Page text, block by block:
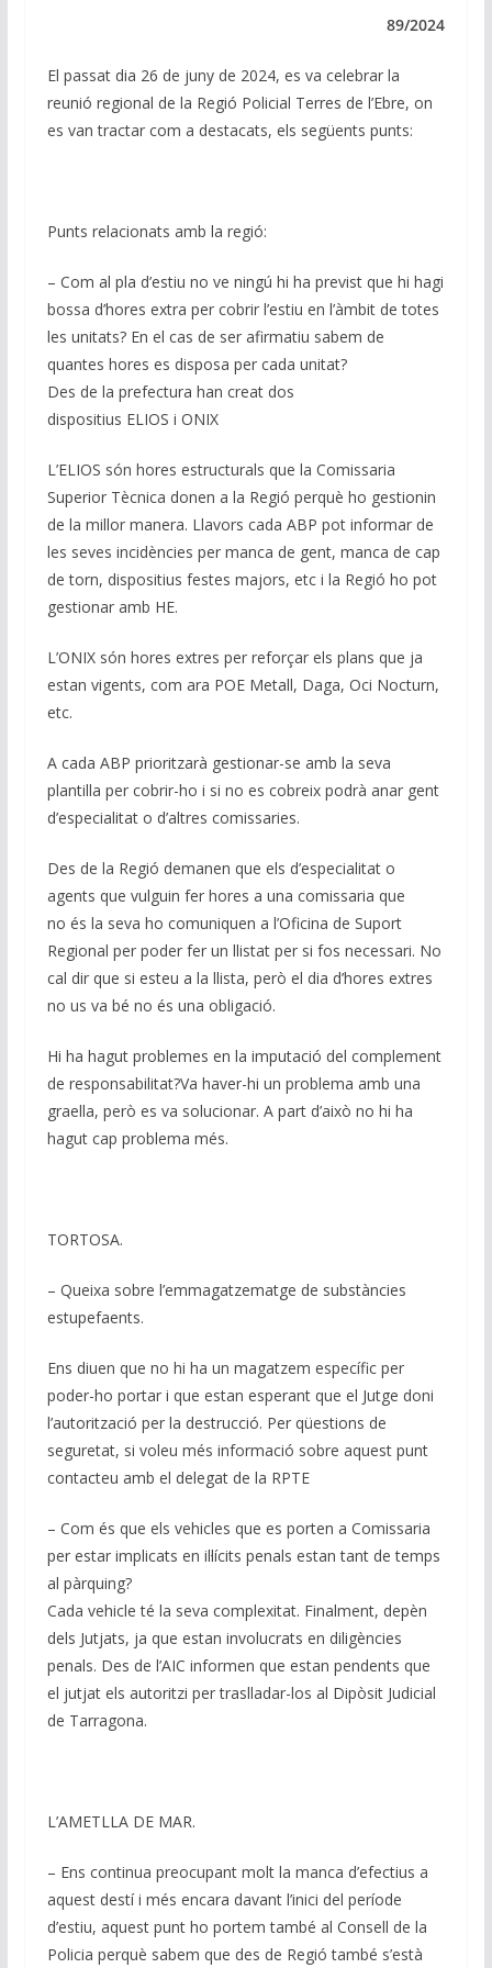
n o
k
p
p
m n
k
89/2024
El passat dia 26 de juny de 2024, es va celebrar la
reunió regional de la Regió Policial Terres de l’Ebre, on
es van tractar com a destacats, els següents punts:
Punts relacionats amb la regió:
– Com al pla d’estiu no ve ningú hi ha previst que hi hagi
bossa d’hores extra per cobrir l’estiu en l’àmbit de totes
les unitats? En el cas de ser afirmatiu sabem de
quantes hores es disposa per cada unitat?
Des de la prefectura han creat dos
dispositius ELIOS i ONIX
L’ELIOS són hores estructurals que la Comissaria
Superior Tècnica donen a la Regió perquè ho gestionin
de la millor manera. Llavors cada ABP pot informar de
les seves incidències per manca de gent, manca de cap
de torn, dispositius festes majors, etc i la Regió ho pot
gestionar amb HE.
L’ONIX són hores extres per reforçar els plans que ja
estan vigents, com ara POE Metall, Daga, Oci Nocturn,
etc.
A cada ABP prioritzarà gestionar-se amb la seva
plantilla per cobrir-ho i si no es cobreix podrà anar gent
d’especialitat o d’altres comissaries.
Des de la Regió demanen que els d’especialitat o
agents que vulguin fer hores a una comissaria que
no és la seva ho comuniquen a l’Oficina de Suport
Regional per poder fer un llistat per si fos necessari. No
cal dir que si esteu a la llista, però el dia d’hores extres
no us va bé no és una obligació.
Hi ha hagut problemes en la imputació del complement
de responsabilitat?Va haver-hi un problema amb una
graella, però es va solucionar. A part d’això no hi ha
hagut cap problema més.
TORTOSA.
– Queixa sobre l’emmagatzematge de substàncies
estupefaents.
Ens diuen que no hi ha un magatzem específic per
poder-ho portar i que estan esperant que el Jutge doni
l’autorització per la destrucció. Per qüestions de
seguretat, si voleu més informació sobre aquest punt
contacteu amb el delegat de la RPTE
– Com és que els vehicles que es porten a Comissaria
per estar implicats en il·lícits penals estan tant de temps
al pàrquing?
Cada vehicle té la seva complexitat. Finalment, depèn
dels Jutjats, ja que estan involucrats en diligències
penals. Des de l’AIC informen que estan pendents que
el jutjat els autoritzi per traslladar-los al Dipòsit Judicial
de Tarragona.
L’AMETLLA DE MAR.
– Ens continua preocupant molt la manca d’efectius a
aquest destí i més encara davant l’inici del període
d’estiu, aquest punt ho portem també al Consell de la
Policia perquè sabem que des de Regió també s’està